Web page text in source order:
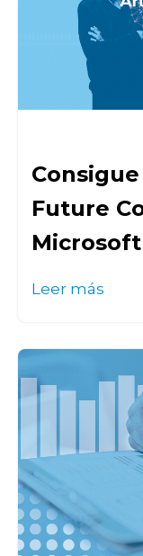
Future
Microsoft
Leer más